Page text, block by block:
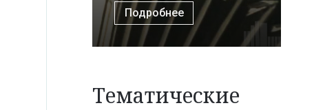
Подробнее
Тематические